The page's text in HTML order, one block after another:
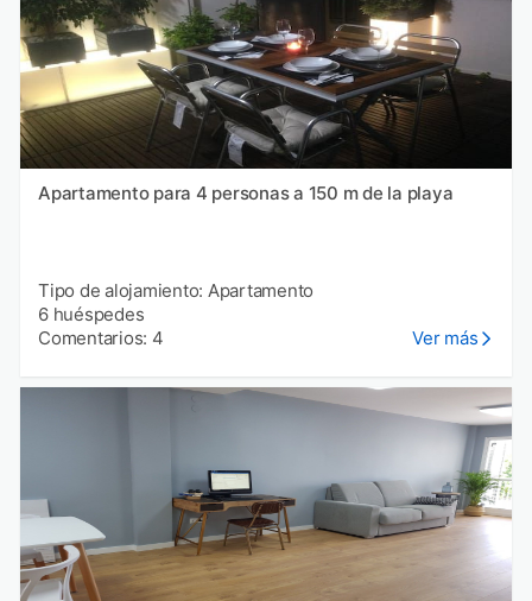
Apartamento para 4 personas a 150 m de la playa
Tipo de alojamiento: Apartamento
6 huéspedes
Comentarios: 4
Ver más